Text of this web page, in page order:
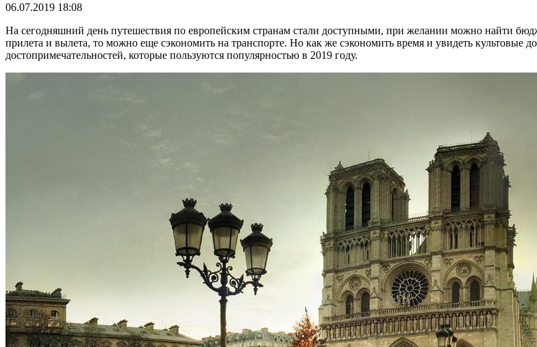
06.07.2019 18:08
На сегодняшний день путешествия по европейским странам стали доступными, при желании можно найти
прилета и вылета, то можно еще сэкономить на транспорте. Но как же сэкономить время и увидеть культовые
достопримечательностей, которые пользуются популярностью в 2019 году.